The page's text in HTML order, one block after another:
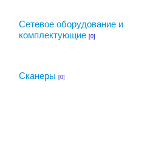
Сетевое оборудование и
комплектующие [0]
Сканеры [0]